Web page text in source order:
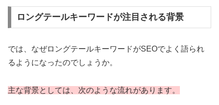
ロングテールキーワードが注目される背景
では、なぜロングテールキーワードがSEOでよく語られ
るようになったのでしょうか。
主な背景としては、次のような流れがあります。